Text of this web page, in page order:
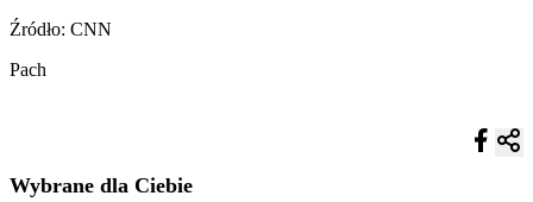
Źródło: CNN
Pach
Wybrane dla Ciebie